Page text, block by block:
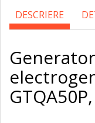
DESCRIERE